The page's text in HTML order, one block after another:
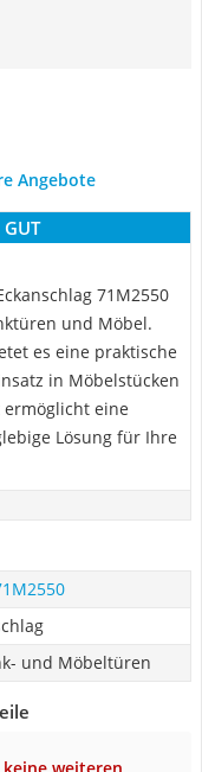
Angebote
GUT
71M2550
und Möbel.
es eine praktische
in Möbelstücken
ermöglicht eine
Lösung für Ihre
und Möbeltüren